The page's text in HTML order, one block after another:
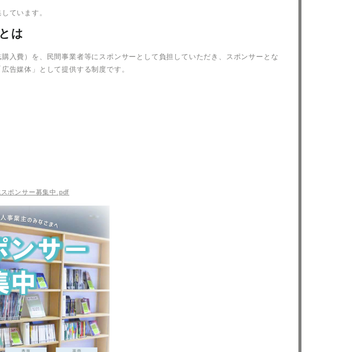
ています。
は
入費）を、民間事業者等にスポンサーとして負担していただき、スポンサーとな
告媒体」として提供する制度です。
ポンサー募集中.pdf